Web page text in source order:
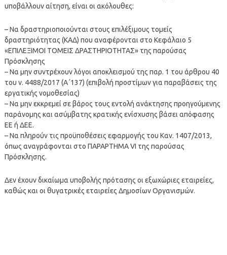
υποβάλλουν αίτηση, είναι οι ακόλουθες:
– Να δραστηριοποιούνται στους επιλέξιμους τομείς
δραστηριότητας (ΚΑΔ) που αναφέρονται στο Κεφάλαιο 5
«ΕΠΙΛΕΞΙΜΟΙ ΤΟΜΕΙΣ ΔΡΑΣΤΗΡΙΟΤΗΤΑΣ» της παρούσας
Πρόσκλησης
– Να μην συντρέχουν λόγοι αποκλεισμού της παρ. 1 του άρθρου 40
του ν. 4488/2017 (Α΄137) (επιβολή προστίμων για παραβάσεις της
εργατικής νομοθεσίας)
– Να μην εκκρεμεί σε βάρος τους εντολή ανάκτησης προηγούμενης
παράνομης και ασύμβατης κρατικής ενίσχυσης βάσει απόφασης
ΕΕ ή ΔΕΕ.
– Να πληρούν τις προϋποθέσεις εφαρμογής του Καν. 1407/2013,
όπως αναγράφονται στο ΠΑΡΑΡΤΗΜΑ VI της παρούσας
Πρόσκλησης.
Δεν έχουν δικαίωμα υποβολής πρότασης οι εξωχώριες εταιρείες,
καθώς και οι θυγατρικές εταιρείες Δημοσίων Οργανισμών.